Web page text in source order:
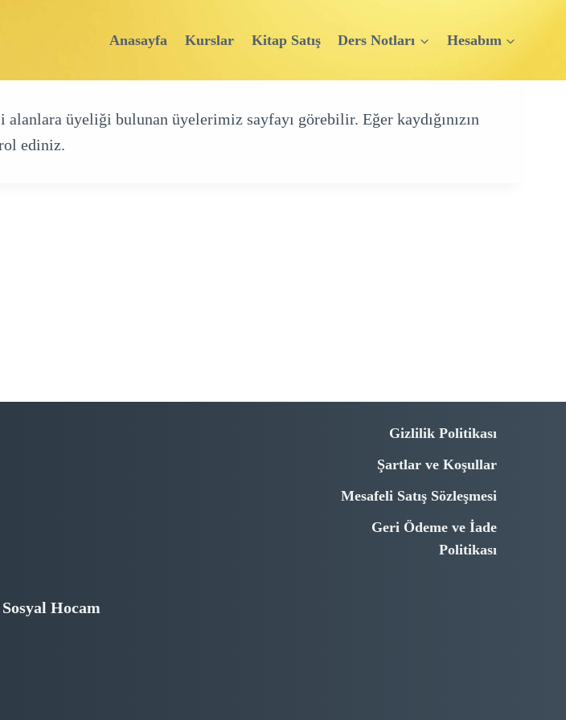
Anasayfa Kurslar Kitap Satış Ders Notları Hesabım
üyeliği bulunan üyelerimiz sayfayı görebilir. Eğer kaydığınızın
ediniz.
Gizlilik Politikası
Şartlar ve Koşullar
Mesafeli Satış Sözleşmesi
Geri Ödeme ve İade
Politikası
Hocam